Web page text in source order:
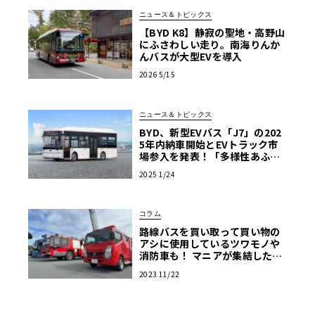
ニュース＆トピックス
【BYD K8】静寂の聖地・高野山
にふさわしい走り。南海りんか
んバスが大型EVを導入
2026 5/15
ニュース＆トピックス
BYD、新型EVバス「J7」の202
5年内納車開始とEVトラック市
場参入を発表！「多様性あふれ
2025 1/24
コラム
路線バスを買い取って買い物の
アシに使用しているツワモノや
消防車も！ マニアが集結した商
2023 11/22